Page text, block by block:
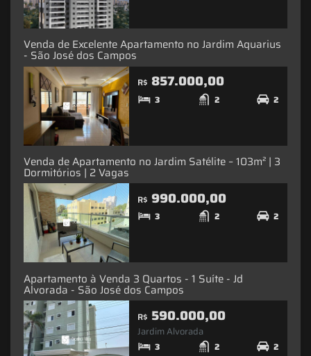
Venda de Excelente Apartamento no Jardim Aquarius
- São José dos Campos
R$ 857.000,00
3 2 2
Venda de Apartamento no Jardim Satélite – 103m² | 3
Dormitórios | 2 Vagas
R$ 990.000,00
3 2 2
Apartamento à Venda 3 Quartos - 1 Suíte - Jd
Alvorada - São José dos Campos
R$ 590.000,00
Jardim Alvorada
3 2 2